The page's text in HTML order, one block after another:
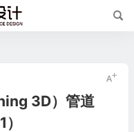
3D）管道